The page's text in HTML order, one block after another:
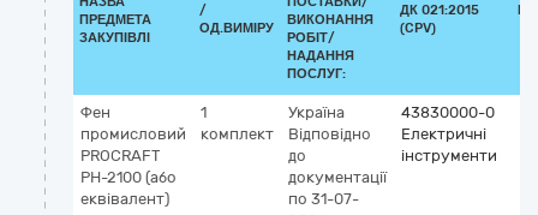
ПРЕДМЕТА
ЗАКУПІВЛІ
/
ОД.ВИМІРУ
ВИКОНАННЯ
РОБІТ/
НАДАННЯ
ПОСЛУГ:
ДК 021:2015
(CPV)
Фен
промисловий
PROCRAFT
PH-2100 (або
еквівалент)
1
комплект
Україна
Відповідно
до
документації
по 31-07-
43830000-0
Електричні
інструменти